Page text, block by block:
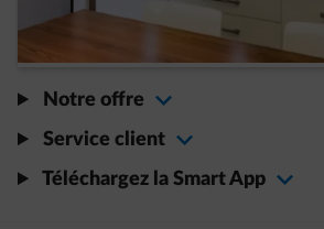
Notre offre
Service client
Téléchargez la Smart App